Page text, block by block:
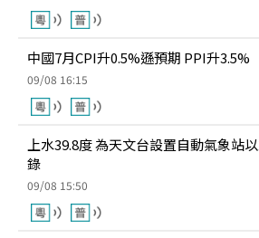
中國7月CPI升0.5%遜預期 PPI升3.5%
09/08 16:15
上水39.8度 為天文台設置自動氣象站
錄
09/08 15:50